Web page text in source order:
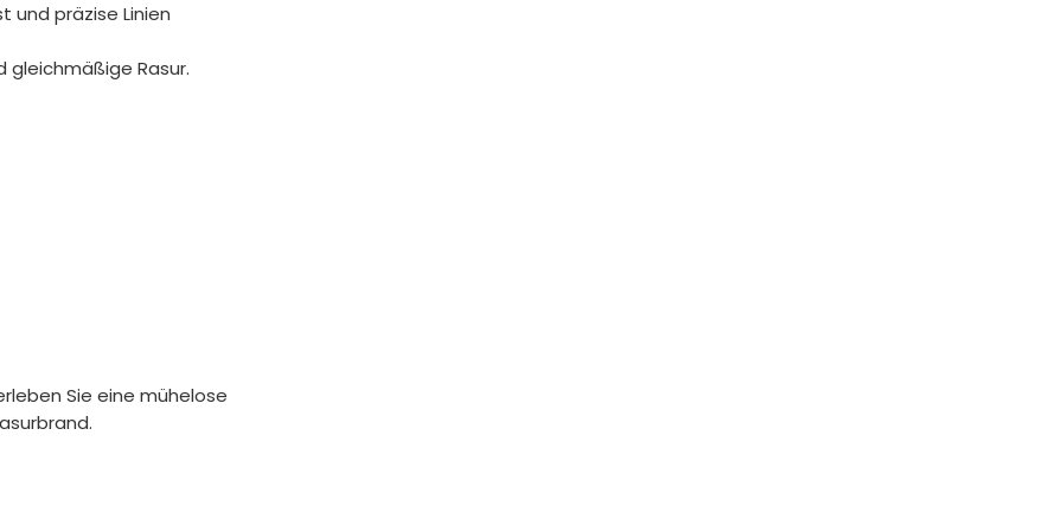
und präzise Linien
gleichmäßige Rasur.
Sie eine mühelose